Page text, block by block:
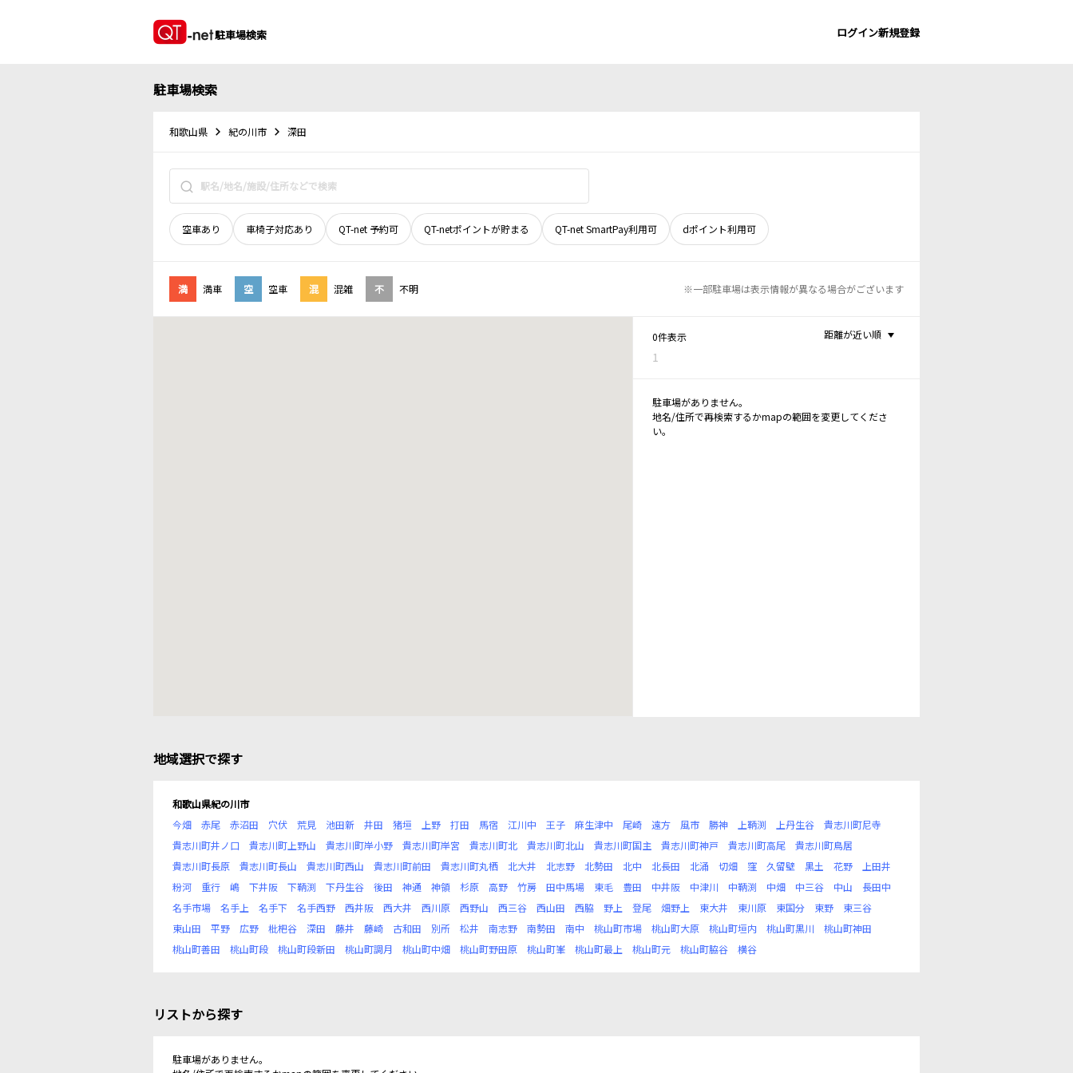
駐車場検索 ログイン新規登録
駐車場検索
和歌山県 紀の川市 深田
空車あり 車椅子対応あり QT-net 予約可 QT-netポイントが貯まる QT-net SmartPay利用可 dポイント利用可
満 満車 空 空車 混 混雑 不 不明 ※一部駐車場は表示情報が異なる場合がございます
0件表示
1
距離が近い順
駐車場がありません。
地名/住所で再検索するかmapの範囲を変更してくださ
い。
地域選択で探す
和歌山県紀の川市
今畑
赤尾 赤沼田 穴伏 荒見 池田新 井田 猪垣 上野 打田 馬宿 江川中 王子 麻生津中 尾崎 遠方 風市 勝神 上鞆渕 上丹生谷
貴志川町尼寺
貴志川町井ノ口
貴志川町上野山 貴志川町岸小野 貴志川町岸宮 貴志川町北 貴志川町北山 貴志川町国主 貴志川町神戸 貴志川町高尾
貴志川町鳥居
貴志川町長原
貴志川町長山 貴志川町西山 貴志川町前田 貴志川町丸栖 北大井 北志野 北勢田 北中 北長田 北涌 切畑 窪 久留壁 黒土 花野
上田井
粉河
重行 嶋 下井阪 下鞆渕 下丹生谷 後田 神通 神領 杉原 高野 竹房 田中馬場 東毛 豊田 中井阪 中津川 中鞆渕 中畑 中三谷 中山
長田中
名手市場
名手上 名手下 名手西野 西井阪 西大井 西川原 西野山 西三谷 西山田 西脇 野上 登尾 畑野上 東大井 東川原 東国分 東野
東三谷
東山田
平野 広野 枇杷谷 深田 藤井 藤崎 古和田 別所 松井 南志野 南勢田 南中 桃山町市場 桃山町大原 桃山町垣内 桃山町黒川
桃山町神田
桃山町善田
桃山町段 桃山町段新田 桃山町調月 桃山町中畑 桃山町野田原 桃山町峯 桃山町最上 桃山町元 桃山町脇谷 横谷
リストから探す
駐車場がありません。